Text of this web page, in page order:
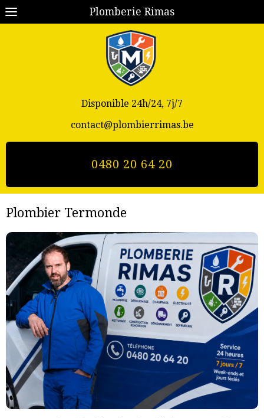
Plomberie Rimas
Disponible 24h/24, 7j/7
contact@plombierrimas.be
0480 20 64 20
Plombier Termonde